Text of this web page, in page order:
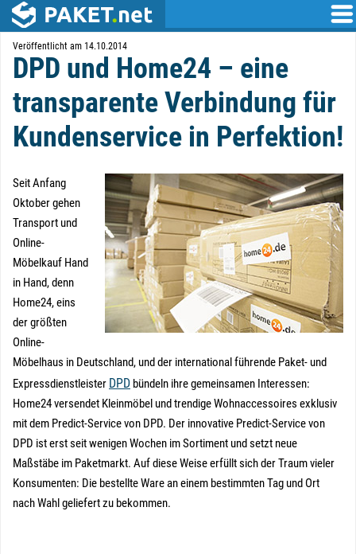
Veröffentlicht am 14.10.2014
DPD und Home24 – eine
transparente Verbindung für
Kundenservice in Perfektion!
Seit Anfang
Oktober gehen
Transport und
Online-
Möbelkauf Hand
in Hand, denn
Home24, eins
der größten
Online-
Möbelhaus in Deutschland, und der international führende Paket- und
Expressdienstleister DPD bündeln ihre gemeinsamen Interessen:
Home24 versendet Kleinmöbel und trendige Wohnaccessoires exklusiv
mit dem Predict-Service von DPD. Der innovative Predict-Service von
DPD ist erst seit wenigen Wochen im Sortiment und setzt neue
Maßstäbe im Paketmarkt. Auf diese Weise erfüllt sich der Traum vieler
Konsumenten: Die bestellte Ware an einem bestimmten Tag und Ort
nach Wahl geliefert zu bekommen.